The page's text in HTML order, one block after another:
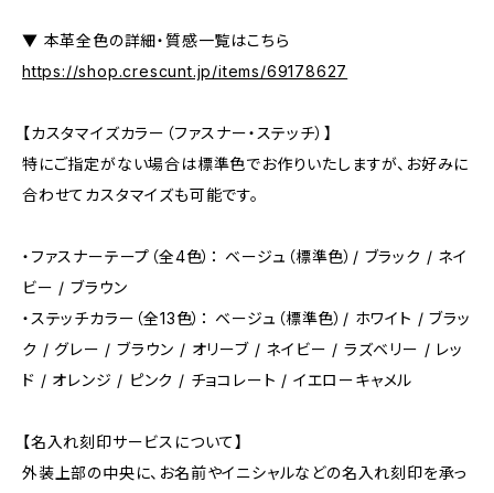
▼ 本革全色の詳細・質感一覧はこちら
https://shop.crescunt.jp/items/69178627
【カスタマイズカラー（ファスナー・ステッチ）】
特にご指定がない場合は標準色でお作りいたしますが、お好みに
合わせてカスタマイズも可能です。
・ファスナーテープ（全4色）： ベージュ（標準色）/ ブラック / ネイ
ビー / ブラウン
・ステッチカラー（全13色）： ベージュ（標準色）/ ホワイト / ブラッ
ク / グレー / ブラウン / オリーブ / ネイビー / ラズベリー / レッ
ド / オレンジ / ピンク / チョコレート / イエローキャメル
【名入れ刻印サービスについて】
外装上部の中央に、お名前やイニシャルなどの名入れ刻印を承っ